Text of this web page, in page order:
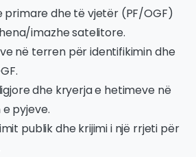
primare dhe të vjetër (PF/OGF)
imazhe satelitore.
në terren për identifikimin dhe
dhe kryerja e hetimeve në
pyjeve.
publik dhe krijimi i një rrjeti për